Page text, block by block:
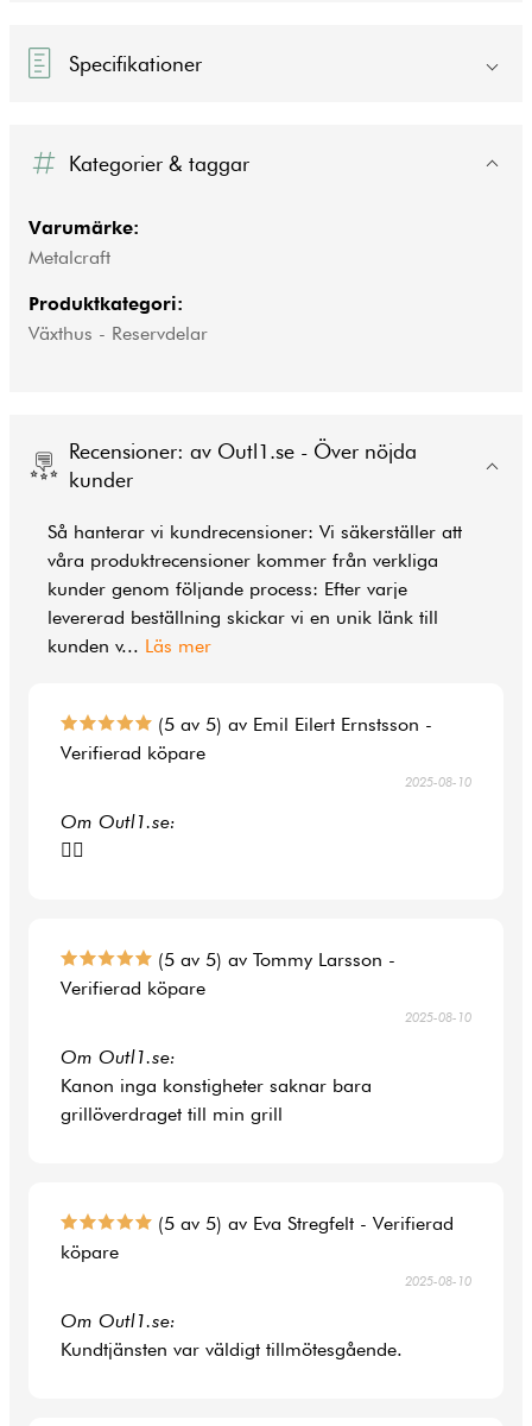
Specifikationer
Kategorier & taggar
Varumärke:
Metalcraft
Produktkategori:
Växthus - Reservdelar
Recensioner: av Outl1.se - Över nöjda
kunder
Så hanterar vi kundrecensioner: Vi säkerställer att
våra produktrecensioner kommer från verkliga
kunder genom följande process: Efter varje
levererad beställning skickar vi en unik länk till
kunden v... Läs mer
(5 av 5) av Emil Eilert Ernstsson -
Verifierad köpare
2025-08-10
Om Outl1.se:
👍🏻
(5 av 5) av Tommy Larsson -
Verifierad köpare
2025-08-10
Om Outl1.se:
Kanon inga konstigheter saknar bara
grillöverdraget till min grill
(5 av 5) av Eva Stregfelt - Verifierad
köpare
2025-08-10
Om Outl1.se:
Kundtjänsten var väldigt tillmötesgående.